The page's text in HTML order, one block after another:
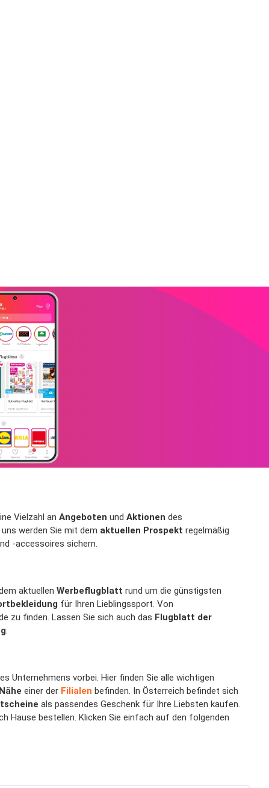
Vielzahl an Angeboten und Aktionen des
werden Sie mit dem aktuellen Prospekt regelmäßig
-accessoires sichern.
aktuellen Werbeflugblatt rund um die günstigsten
für Ihren Lieblingssport. Von
zu finden. Lassen Sie sich auch das Flugblatt der
.
Unternehmens vorbei. Hier finden Sie alle wichtigen
einer der Filialen befinden. In Österreich befindet sich
als passendes Geschenk für Ihre Liebsten kaufen.
Hause bestellen. Klicken Sie einfach auf den folgenden